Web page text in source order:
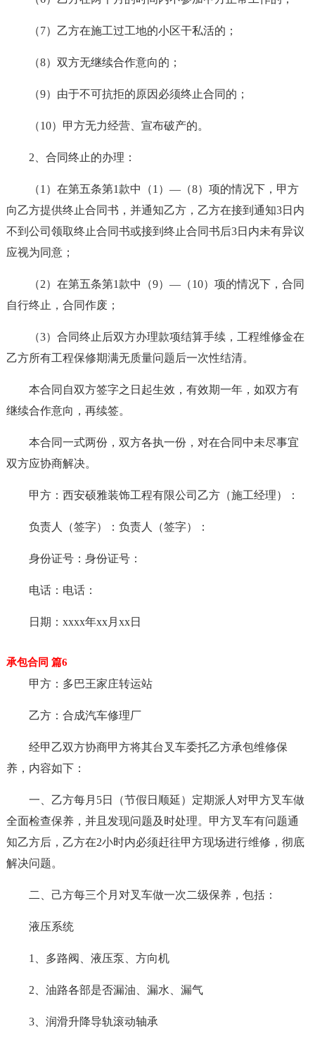
（7）乙方在施工过工地的小区干私活的；
（8）双方无继续合作意向的；
（9）由于不可抗拒的原因必须终止合同的；
（10）甲方无力经营、宣布破产的。
2、合同终止的办理：
（1）在第五条第1款中（1）—（8）项的情况下，甲方
向乙方提供终止合同书，并通知乙方，乙方在接到通知3日内
不到公司领取终止合同书或接到终止合同书后3日内未有异议
应视为同意；
（2）在第五条第1款中（9）—（10）项的情况下，合同
自行终止，合同作废；
（3）合同终止后双方办理款项结算手续，工程维修金在
乙方所有工程保修期满无质量问题后一次性结清。
本合同自双方签字之日起生效，有效期一年，如双方有
继续合作意向，再续签。
本合同一式两份，双方各执一份，对在合同中未尽事宜
双方应协商解决。
甲方：西安硕雅装饰工程有限公司乙方（施工经理）：
负责人（签字）：负责人（签字）：
身份证号：身份证号：
电话：电话：
日期：xxxx年xx月xx日
承包合同 篇6
甲方：多巴王家庄转运站
乙方：合成汽车修理厂
经甲乙双方协商甲方将其台叉车委托乙方承包维修保
养，内容如下：
一、乙方每月5日（节假日顺延）定期派人对甲方叉车做
全面检查保养，并且发现问题及时处理。甲方叉车有问题通
知乙方后，乙方在2小时内必须赶往甲方现场进行维修，彻底
解决问题。
二、己方每三个月对叉车做一次二级保养，包括：
液压系统
1、多路阀、液压泵、方向机
2、油路各部是否漏油、漏水、漏气
3、润滑升降导轨滚动轴承